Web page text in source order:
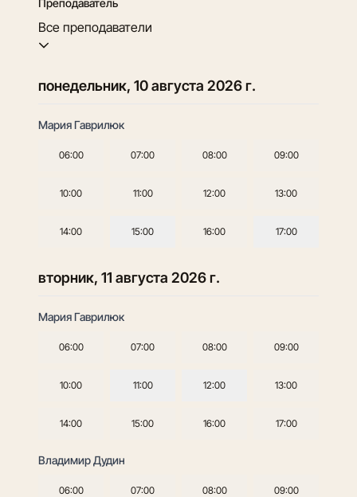
Все преподаватели
понедельник, 10 августа 2026 г.
Мария Гаврилюк
06:00 07:00 08:00 09:00
10:00 11:00 12:00 13:00
14:00 15:00 16:00 17:00
вторник, 11 августа 2026 г.
Мария Гаврилюк
06:00 07:00 08:00 09:00
10:00 11:00 12:00 13:00
14:00 15:00 16:00 17:00
Владимир Дудин
06:00 07:00 08:00 09:00